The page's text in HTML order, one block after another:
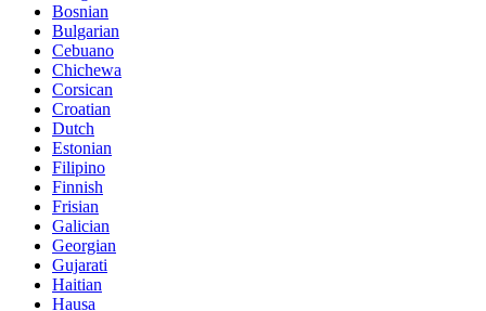
Bosnian
Bulgarian
Cebuano
Chichewa
Corsican
Croatian
Dutch
Estonian
Filipino
Finnish
Frisian
Galician
Georgian
Gujarati
Haitian
Hausa